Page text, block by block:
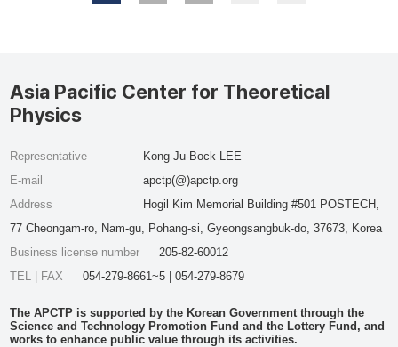
Asia Pacific Center for Theoretical
Physics
Representative
Kong-Ju-Bock LEE
E-mail
apctp(@)apctp.org
Address
Hogil Kim Memorial Building #501 POSTECH,
77 Cheongam-ro, Nam-gu, Pohang-si, Gyeongsangbuk-do, 37673, Korea
Business license number
205-82-60012
TEL | FAX
054-279-8661~5 | 054-279-8679
The APCTP is supported by the Korean Government through the
Science and Technology Promotion Fund and the Lottery Fund, and
works to enhance public value through its activities.